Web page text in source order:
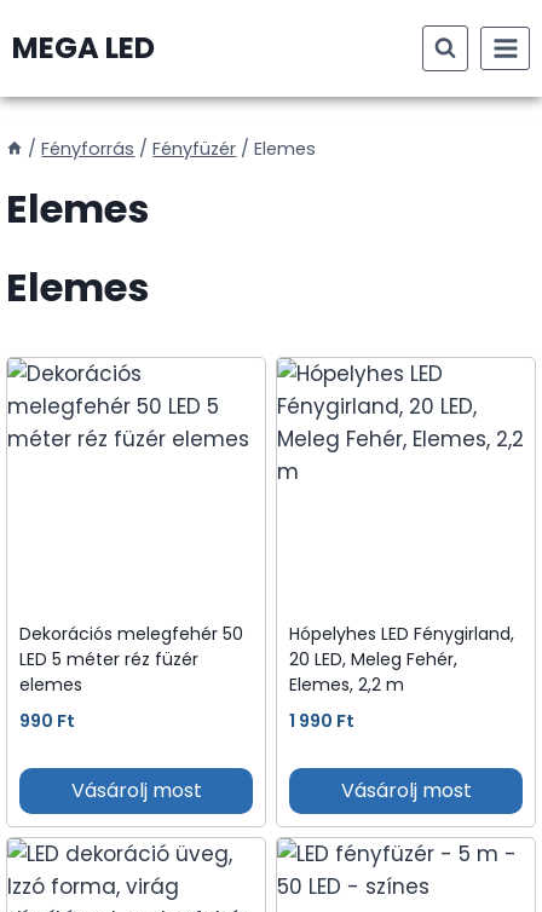
toMEGA LED
/ Fényforrás / Fényfüzér / Elemes
Elemes
Elemes
Dekorációs melegfehér 50
LED 5 méter réz füzér
elemes
990 Ft
Vásárolj most
Hópelyhes LED Fénygirland,
20 LED, Meleg Fehér,
Elemes, 2,2 m
1 990 Ft
Vásárolj most